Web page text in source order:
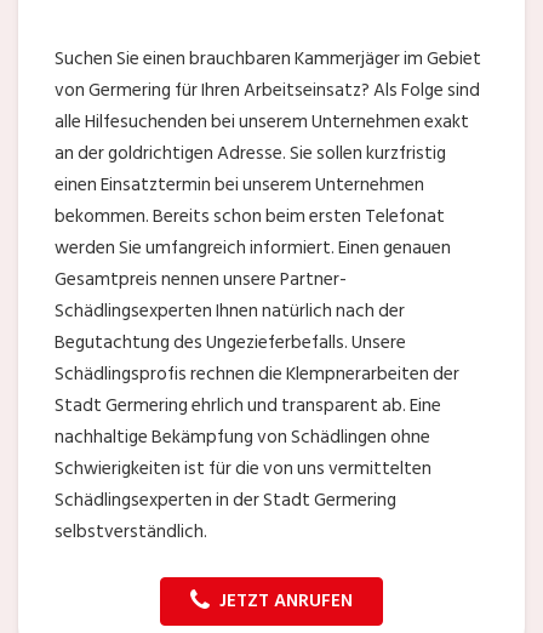
Suchen Sie einen brauchbaren Kammerjäger im Gebiet
von Germering für Ihren Arbeitseinsatz? Als Folge sind
alle Hilfesuchenden bei unserem Unternehmen exakt
an der goldrichtigen Adresse. Sie sollen kurzfristig
einen Einsatztermin bei unserem Unternehmen
bekommen. Bereits schon beim ersten Telefonat
werden Sie umfangreich informiert. Einen genauen
Gesamtpreis nennen unsere Partner-
Schädlingsexperten Ihnen natürlich nach der
Begutachtung des Ungezieferbefalls. Unsere
Schädlingsprofis rechnen die Klempnerarbeiten der
Stadt Germering ehrlich und transparent ab. Eine
nachhaltige Bekämpfung von Schädlingen ohne
Schwierigkeiten ist für die von uns vermittelten
Schädlingsexperten in der Stadt Germering
selbstverständlich.
JETZT ANRUFEN